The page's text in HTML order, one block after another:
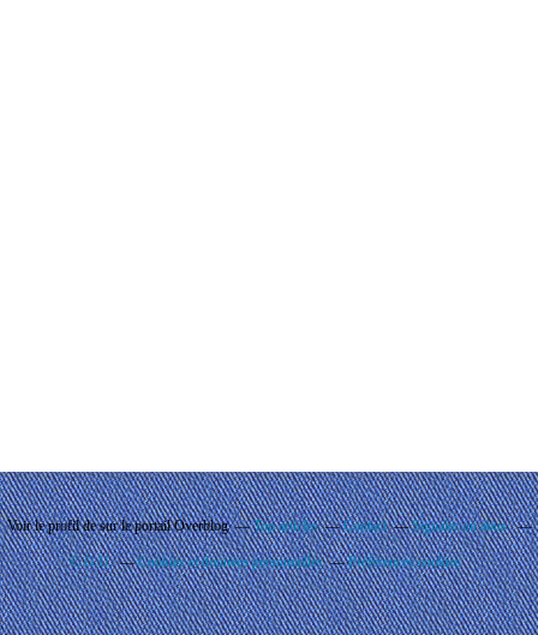
Voir le profil desur le portail Overblog Top articles Contact Signaler un abus
C.G.U. Cookies et données personnelles Préférences cookies